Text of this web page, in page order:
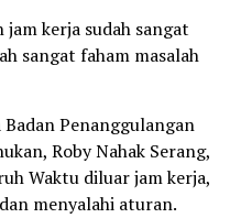
kerja sudah sangat
sangat faham masalah
Penanggulangan
Roby Nahak Serang,
Waktu diluar jam kerja,
menyalahi aturan.